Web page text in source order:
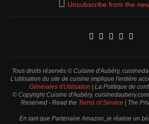
Unsubscribe from the
Tous droits réservés © Cuisine d'Aubéry,
L'utilisation du site de cuisine implique l'entière
Générales d'Utilisation | La Politique de
© Copyright Cuisine d'Aubéry,
Reserved - Read the Terms of Service | The
En tant que Partenaire Amazon, je réalise un